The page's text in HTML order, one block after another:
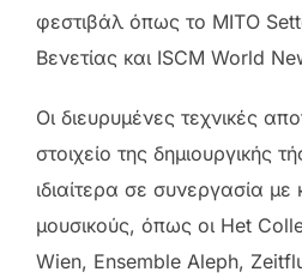
φεστιβάλ όπως το MITO
Βενετίας και ISCM World
Οι διευρυμένες τεχνικές
στοιχείο της δημιουργικής
ιδιαίτερα σε συνεργασία
μουσικούς, όπως οι Het
Wien, Ensemble Aleph,